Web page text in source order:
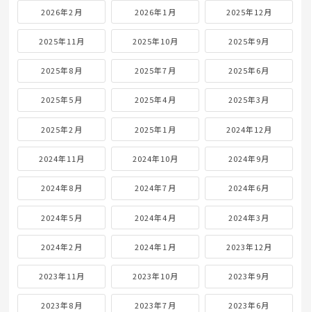
2026年2月 2026年1月 2025年12月
2025年11月 2025年10月 2025年9月
2025年8月 2025年7月 2025年6月
2025年5月 2025年4月 2025年3月
2025年2月 2025年1月 2024年12月
2024年11月 2024年10月 2024年9月
2024年8月 2024年7月 2024年6月
2024年5月 2024年4月 2024年3月
2024年2月 2024年1月 2023年12月
2023年11月 2023年10月 2023年9月
2023年8月 2023年7月 2023年6月